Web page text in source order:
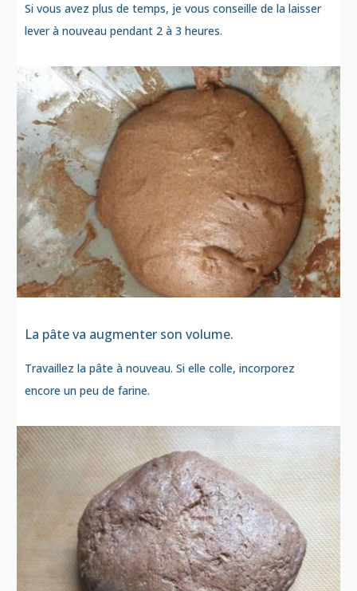
Si vous avez plus de temps, je vous conseille de la laisser
lever à nouveau pendant 2 à 3 heures.
La pâte va augmenter son volume.
Travaillez la pâte à nouveau. Si elle colle, incorporez
encore un peu de farine.